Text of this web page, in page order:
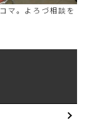
マ。よろづ相談を